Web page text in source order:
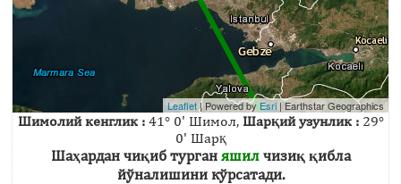
Leaflet| Powered byEsri |Earthstar Geographics
Шимолий кенглик :41° 0' Шимол, Шарқий узунлик :29°
0' Шарқ
Шаҳардан чиқиб турган яшилчизиқ қибла
йўналишини кўрсатади.